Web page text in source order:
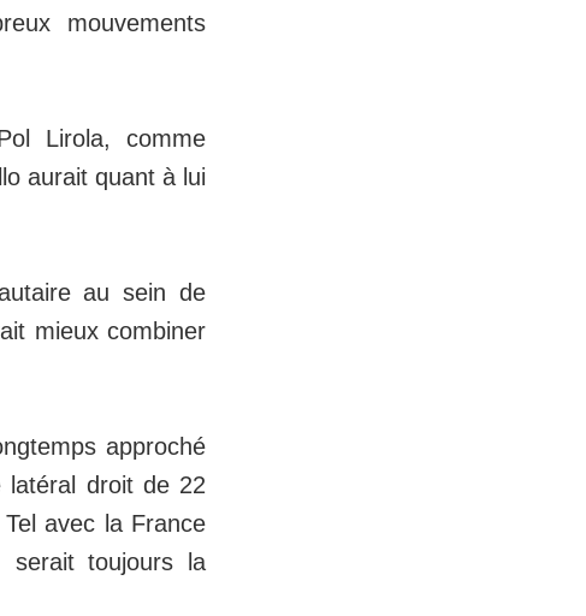
mouvements
Lirola, comme
aurait quant à lui
au sein de
mieux combiner
approché
latéral droit de 22
avec la France
serait toujours la